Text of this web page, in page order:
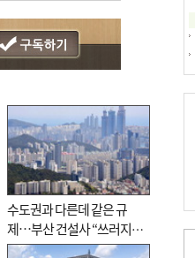
수도권과 다른데 같은 규
제…부산 건설사 “쓰러지기
직전”